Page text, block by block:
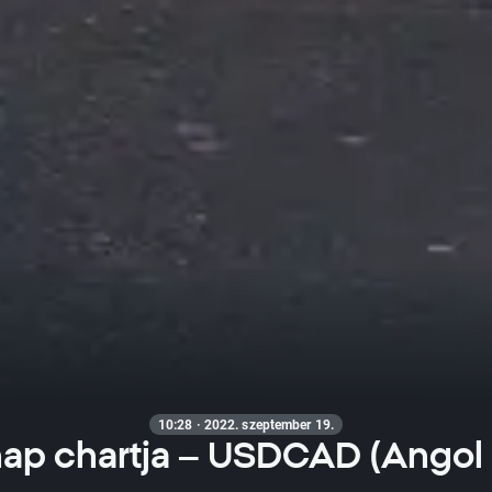
10:28 · 2022. szeptember 19.
chartja – USDCAD (Angol